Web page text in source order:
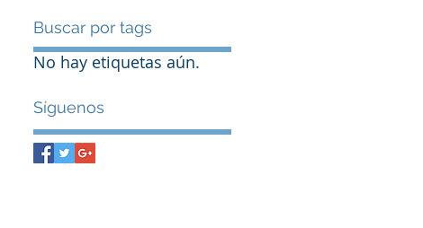
Buscar por tags
No hay etiquetas aún.
Síguenos